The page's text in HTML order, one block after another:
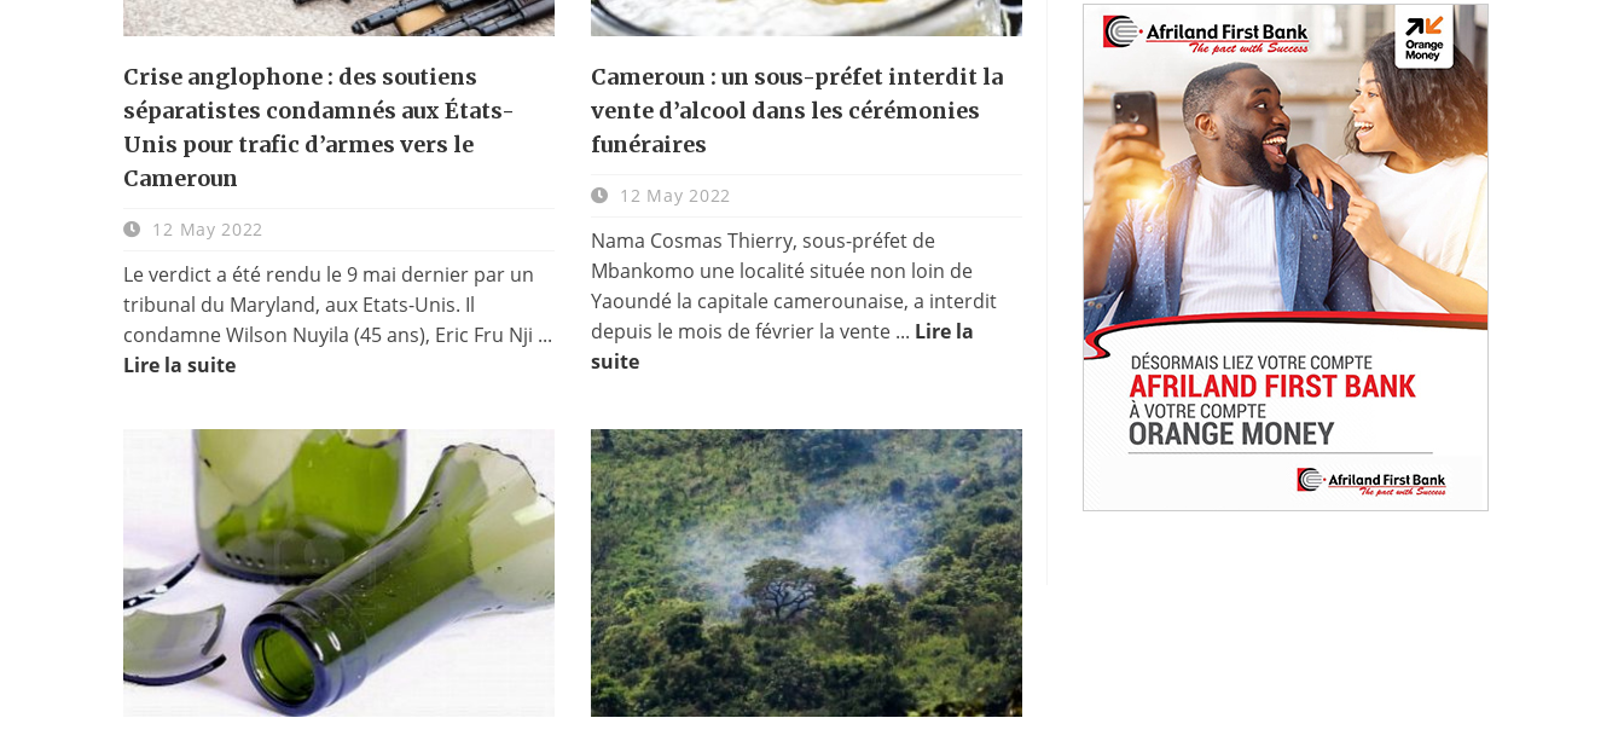
Crise anglophone : des soutiens
séparatistes condamnés aux États-
Unis pour trafic d’armes vers le
Cameroun
12 May 2022
Le verdict a été rendu le 9 mai dernier par un
tribunal du Maryland, aux Etats-Unis. Il
condamne Wilson Nuyila (45 ans), Eric Fru Nji ...
Lire la suite
Cameroun : un sous-préfet interdit la
vente d’alcool dans les cérémonies
funéraires
12 May 2022
Nama Cosmas Thierry, sous-préfet de
Mbankomo une localité située non loin de
Yaoundé la capitale camerounaise, a interdit
depuis le mois de février la vente ... Lire la
suite